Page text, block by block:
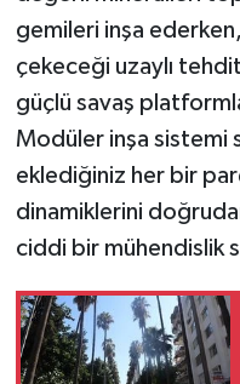
gemileri inşa
çekeceği uzaylı
güçlü savaş
Modüler inşa sistemi
eklediğiniz her bir
dinamiklerini
ciddi bir mühendislik